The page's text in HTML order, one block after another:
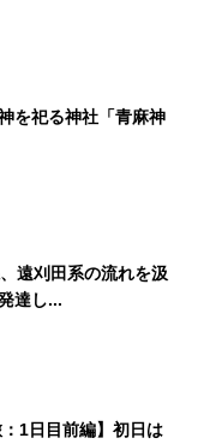
を祀る神社「青麻神
遠刈田系の流れを汲
達し...
：1日目前編】初日は